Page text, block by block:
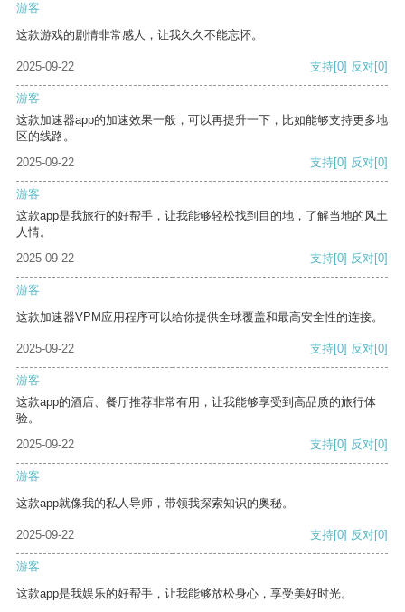
游客
这款游戏的剧情非常感人，让我久久不能忘怀。
2025-09-22 支持[0] 反对[0]
游客
这款加速器app的加速效果一般，可以再提升一下，比如能够支持更多地
区的线路。
2025-09-22
支持[0] 反对[0]
游客
这款app是我旅行的好帮手，让我能够轻松找到目的地，了解当地的风土
人情。
2025-09-22
支持[0] 反对[0]
游客
这款加速器VPM应用程序可以给你提供全球覆盖和最高安全性的连接。
2025-09-22 支持[0] 反对[0]
游客
这款app的酒店、餐厅推荐非常有用，让我能够享受到高品质的旅行体
验。
2025-09-22
支持[0] 反对[0]
游客
这款app就像我的私人导师，带领我探索知识的奥秘。
2025-09-22 支持[0] 反对[0]
游客
这款app是我娱乐的好帮手，让我能够放松身心，享受美好时光。